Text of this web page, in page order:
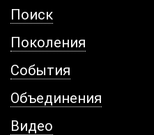
Поиск
Поколения
События
Объединения
Видео